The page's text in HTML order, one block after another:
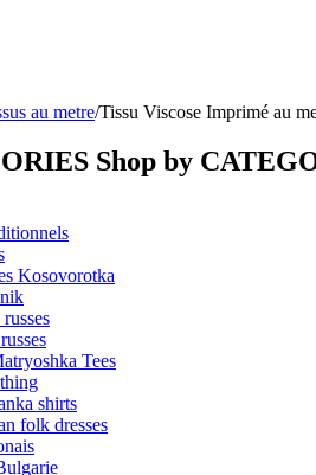
au metre/Tissu Viscose Imprimé au
Shop by
Kosovorotka
Tees
shirts
folk dresses